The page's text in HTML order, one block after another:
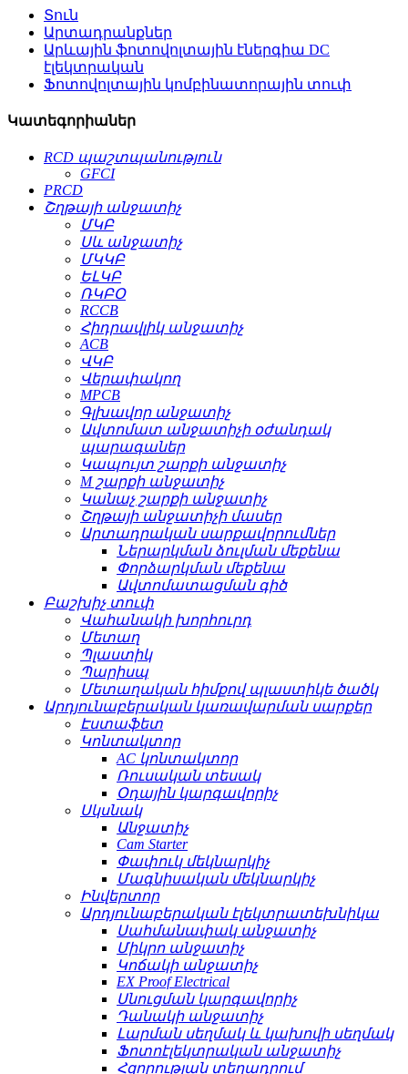
Տուն
Արտադրանքներ
Արևային ֆոտովոլտային էներգիա DC
էլեկտրական
Ֆոտովոլտային կոմբինատորային տուփ
Կատեգորիաներ
RCD պաշտպանություն
GFCI
PRCD
Շղթայի անջատիչ
ՄԿԲ
Սև անջատիչ
ՄԿԿԲ
ԵԼԿԲ
ՌԿԲՕ
RCCB
Հիդրավլիկ անջատիչ
ACB
ՎԿԲ
Վերափակող
MPCB
Գլխավոր անջատիչ
Ավտոմատ անջատիչի օժանդակ
պարագաներ
Կապույտ շարքի անջատիչ
M շարքի անջատիչ
Կանաչ շարքի անջատիչ
Շղթայի անջատիչի մասեր
Արտադրական սարքավորումներ
Ներարկման ձուլման մեքենա
Փորձարկման մեքենա
Ավտոմատացման գիծ
Բաշխիչ տուփ
Վահանակի խորհուրդ
Մետաղ
Պլաստիկ
Պարիսպ
Մետաղական հիմքով պլաստիկե ծածկ
Արդյունաբերական կառավարման սարքեր
Էստաֆետ
Կոնտակտոր
AC կոնտակտոր
Ռուսական տեսակ
Օդային կարգավորիչ
Սկսնակ
Անջատիչ
Cam Starter
Փափուկ մեկնարկիչ
Մագնիսական մեկնարկիչ
Ինվերտոր
Արդյունաբերական էլեկտրատեխնիկա
Սահմանափակ անջատիչ
Միկրո անջատիչ
Կոճակի անջատիչ
EX Proof Electrical
Սնուցման կարգավորիչ
Դանակի անջատիչ
Լարման սեղմակ և կախովի սեղմակ
Ֆոտոէլեկտրական անջատիչ
Հզորության տեղադրում